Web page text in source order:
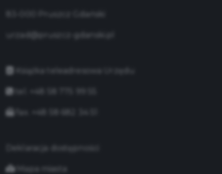
urzad@pruszcz-gdanski.pl
Książka teleadresowa Urzędu
Deklaracja dostępności
Mapa miasta